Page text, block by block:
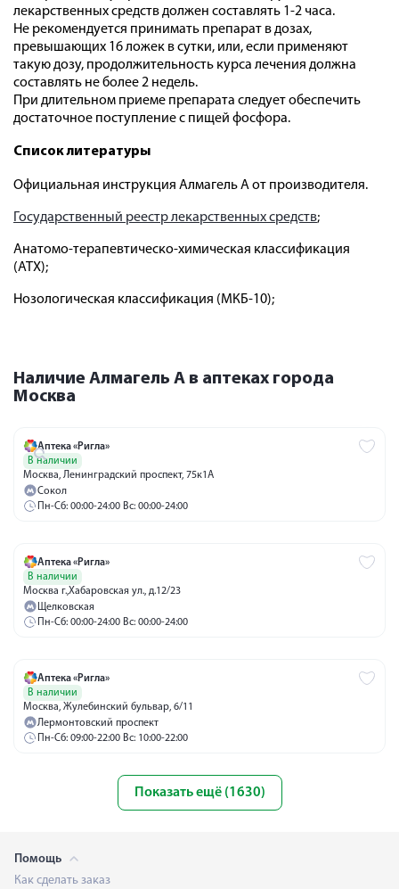
лекарственных средств должен составлять 1-2 часа.
Не рекомендуется принимать препарат в дозах,
превышающих 16 ложек в сутки, или, если применяют
такую дозу, продолжительность курса лечения должна
составлять не более 2 недель.
При длительном приеме препарата следует обеспечить
достаточное поступление с пищей фосфора.
Список литературы
Официальная инструкция Алмагель А от производителя.
Государственный реестр лекарственных средств;
Анатомо-терапевтическо-химическая классификация
(ATX);
Нозологическая классификация (МКБ-10);
Наличие Алмагель А в аптеках города
Москва
Аптека «Ригла»
В наличии
Москва, Ленинградский проспект, 75к1А
Сокол
Пн-Сб: 00:00-24:00 Вс: 00:00-24:00
Аптека «Ригла»
В наличии
Москва г.,Хабаровская ул., д.12/23
Щелковская
Пн-Сб: 00:00-24:00 Вс: 00:00-24:00
Аптека «Ригла»
В наличии
Москва, Жулебинский бульвар, 6/11
Лермонтовский проспект
Пн-Сб: 09:00-22:00 Вс: 10:00-22:00
Показать ещё (1630)
Помощь
Как сделать заказ